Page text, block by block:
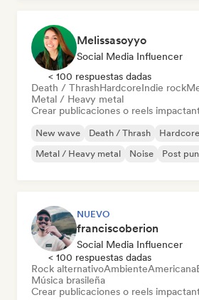
Melissasoyyo
Social Media Influencer
< 100 respuestas dadas
Death / ThrashHardcoreIndie rock
Metal / Heavy metal
Crear publicaciones o reels
New wave Death / Thrash Hardcore
Metal / Heavy metal
Noise Post
NUEVO
franciscoberion
Social Media Influencer
< 100 respuestas dadas
Rock alternativoAmbienteAmericana
Música brasileña
Crear publicaciones o reels